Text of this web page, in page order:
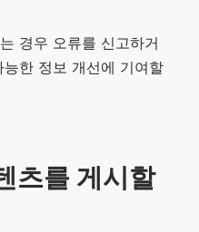
경우 오류를 신고하거
한 정보 개선에 기여할
츠를 게시할